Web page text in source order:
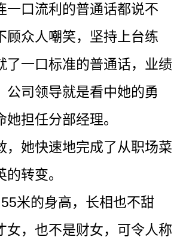
一口流利的普通话都说不
顾众人嘲笑，坚持上台练
了一口标准的普通话，业绩
公司领导就是看中她的勇
担任分部经理。
，她快速地完成了从职场菜
转变。
米的身高，长相也不甜
女，也不是财女，可令人称